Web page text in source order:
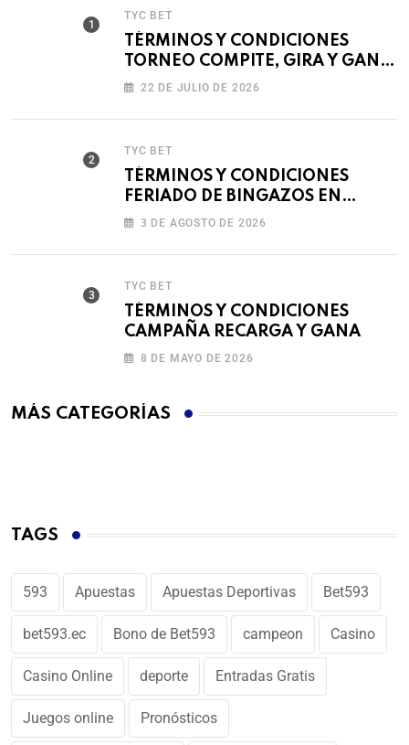
TYC BET
TÉRMINOS Y CONDICIONES
TORNEO COMPITE, GIRA Y GANA
🎰 22 DE JULIO DE 2026
TYC BET
TÉRMINOS Y CONDICIONES
FERIADO DE BINGAZOS EN
BET593
3 DE AGOSTO DE 2026
TYC BET
TÉRMINOS Y CONDICIONES
CAMPAÑA RECARGA Y GANA
8 DE MAYO DE 2026
MÁS CATEGORÍAS
TAGS
593 Apuestas Apuestas Deportivas Bet593
bet593.ec Bono de Bet593 campeon Casino
Casino Online deporte Entradas Gratis
Juegos online Pronósticos